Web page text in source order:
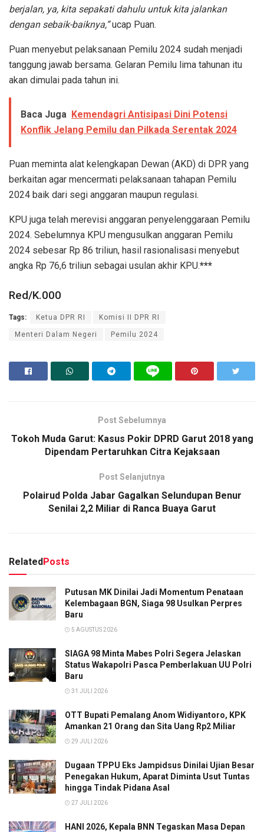
berjalan, ya, kita sepakati dahulu untuk kita jalankan
dengan sebaik-baiknya,”ucap Puan.
Puan menyebut pelaksanaan Pemilu 2024 sudah menjadi
tanggung jawab bersama. Gelaran Pemilu lima tahunan itu
akan dimulai pada tahun ini.
Baca Juga Kemendagri Antisipasi Dini Potensi
Konflik Jelang Pemilu dan Pilkada Serentak 2024
Puan meminta alat kelengkapan Dewan (AKD) di DPR yang
berkaitan agar mencermati pelaksanaan tahapan Pemilu
2024 baik dari segi anggaran maupun regulasi.
KPU juga telah merevisi anggaran penyelenggaraan Pemilu
2024. Sebelumnya KPU mengusulkan anggaran Pemilu
2024 sebesar Rp 86 triliun, hasil rasionalisasi menyebut
angka Rp 76,6 triliun sebagai usulan akhir KPU.***
Red/K.000
Tags: Ketua DPR RI Komisi II DPR RI
Menteri Dalam Negeri Pemilu 2024
Post Sebelumnya
Tokoh Muda Garut: Kasus Pokir DPRD Garut 2018 yang
Dipendam Pertaruhkan Citra Kejaksaan
Post Selanjutnya
Polairud Polda Jabar Gagalkan Selundupan Benur
Senilai 2,2 Miliar di Ranca Buaya Garut
RelatedPosts
Putusan MK Dinilai Jadi Momentum Penataan
Kelembagaan BGN, Siaga 98 Usulkan Perpres
Baru
5 AGUSTUS 2026
SIAGA 98 Minta Mabes Polri Segera Jelaskan
Status Wakapolri Pasca Pemberlakuan UU Polri
Baru
31 JULI 2026
OTT Bupati Pemalang Anom Widiyantoro, KPK
Amankan 21 Orang dan Sita Uang Rp2 Miliar
29 JULI 2026
Dugaan TPPU Eks Jampidsus Dinilai Ujian Besar
Penegakan Hukum, Aparat Diminta Usut Tuntas
hingga Tindak Pidana Asal
27 JULI 2026
HANI 2026, Kepala BNN Tegaskan Masa Depan